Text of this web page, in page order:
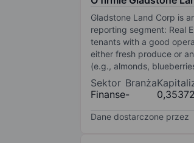
Gladstone Land Corp is
reporting segment: Real
tenants with a good
either fresh produce or
(e.g., almonds,
Sektor
Finanse
Branża
-
Dane dostarczone przez